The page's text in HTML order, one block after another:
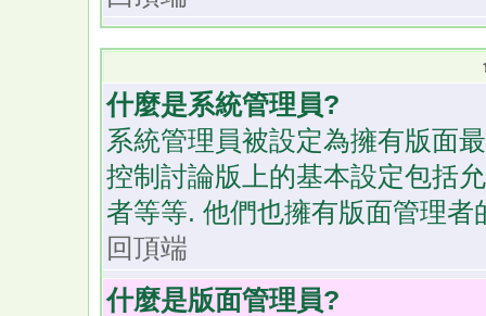
什麼是系統管理員?
系統管理員被設定為擁有版面
控制討論版上的基本設定包括
者等等. 他們也擁有版面管理者
回頂端
什麼是版面管理員?